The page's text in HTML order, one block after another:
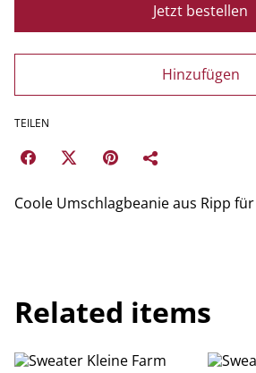
Jetzt bestellen
Hinzufügen
TEILEN
Coole Umschlagbeanie aus Ripp
Related items